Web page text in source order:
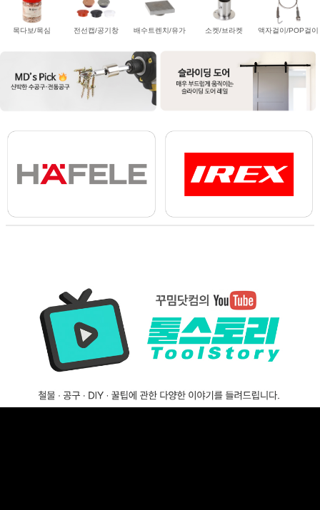
목다보/목심 전선캡/공기창 배수트렌치/유가 소켓/브라켓 액자걸이/POP걸이